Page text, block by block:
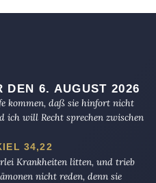
DEN 6. AUGUST 2026
kommen, daß sie hinfort nicht
ich will Recht sprechen zwischen
34,22
Krankheiten litten, und trieb
nicht reden, denn sie